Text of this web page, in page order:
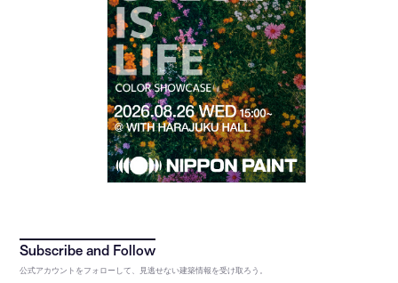
公式アカウントをフォローして、見逃せない建築情報を受け取ろう。